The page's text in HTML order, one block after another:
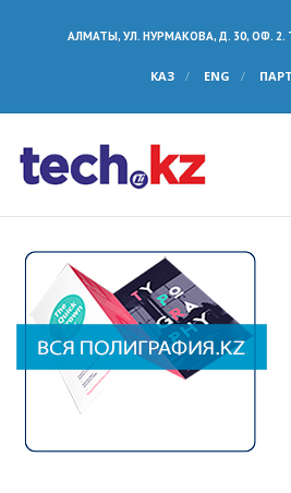
АЛМАТЫ, УЛ. НУРМАКОВА, Д. 30, ОФ. 2.
КАЗ ENG